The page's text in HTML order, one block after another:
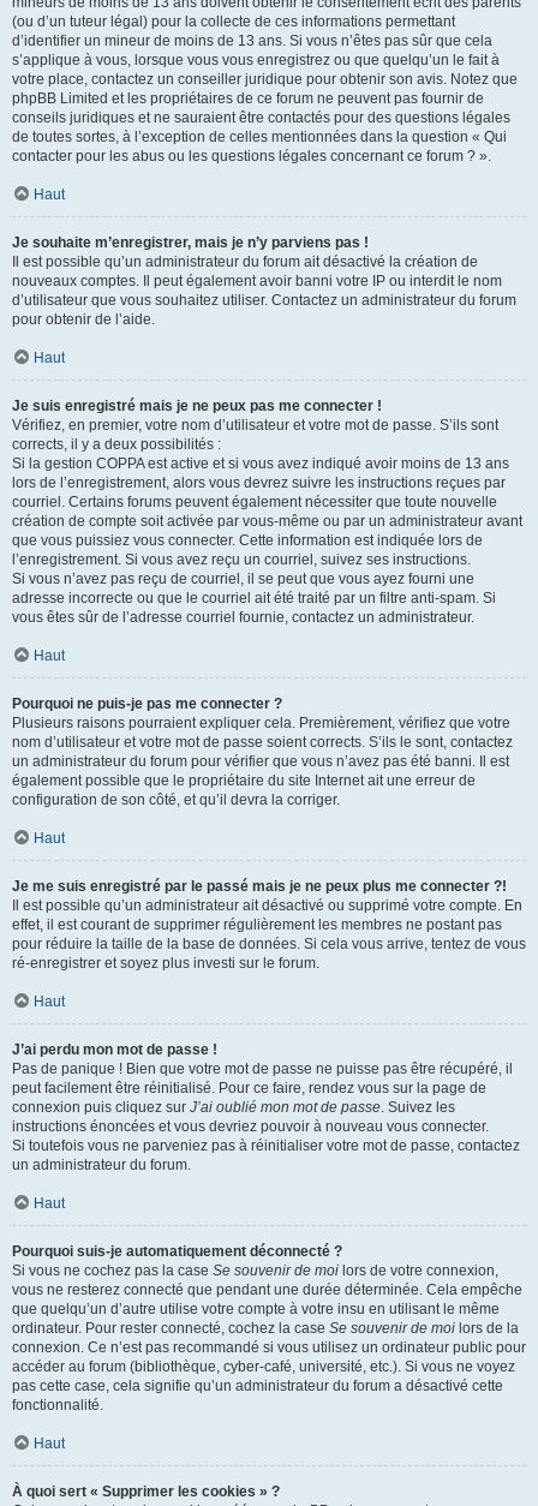
(ou d’un tuteur légal) pour la collecte de ces informations permettant
d’identifier un mineur de moins de 13 ans. Si vous n’êtes pas sûr que cela
s’applique à vous, lorsque vous vous enregistrez ou que quelqu’un le fait à
votre place, contactez un conseiller juridique pour obtenir son avis. Notez que
phpBB Limited et les propriétaires de ce forum ne peuvent pas fournir de
conseils juridiques et ne sauraient être contactés pour des questions légales
de toutes sortes, à l’exception de celles mentionnées dans la question « Qui
contacter pour les abus ou les questions légales concernant ce forum ? ».
Haut
Je souhaite m’enregistrer, mais je n’y parviens pas !
Il est possible qu’un administrateur du forum ait désactivé la création de
nouveaux comptes. Il peut également avoir banni votre IP ou interdit le nom
d’utilisateur que vous souhaitez utiliser. Contactez un administrateur du forum
pour obtenir de l’aide.
Haut
Je suis enregistré mais je ne peux pas me connecter !
Vérifiez, en premier, votre nom d’utilisateur et votre mot de passe. S’ils sont
corrects, il y a deux possibilités :
Si la gestion COPPA est active et si vous avez indiqué avoir moins de 13 ans
lors de l’enregistrement, alors vous devrez suivre les instructions reçues par
courriel. Certains forums peuvent également nécessiter que toute nouvelle
création de compte soit activée par vous-même ou par un administrateur avant
que vous puissiez vous connecter. Cette information est indiquée lors de
l’enregistrement. Si vous avez reçu un courriel, suivez ses instructions.
Si vous n’avez pas reçu de courriel, il se peut que vous ayez fourni une
adresse incorrecte ou que le courriel ait été traité par un filtre anti-spam. Si
vous êtes sûr de l’adresse courriel fournie, contactez un administrateur.
Haut
Pourquoi ne puis-je pas me connecter ?
Plusieurs raisons pourraient expliquer cela. Premièrement, vérifiez que votre
nom d’utilisateur et votre mot de passe soient corrects. S’ils le sont, contactez
un administrateur du forum pour vérifier que vous n’avez pas été banni. Il est
également possible que le propriétaire du site Internet ait une erreur de
configuration de son côté, et qu’il devra la corriger.
Haut
Je me suis enregistré par le passé mais je ne peux plus me connecter ?!
Il est possible qu’un administrateur ait désactivé ou supprimé votre compte. En
effet, il est courant de supprimer régulièrement les membres ne postant pas
pour réduire la taille de la base de données. Si cela vous arrive, tentez de vous
ré-enregistrer et soyez plus investi sur le forum.
Haut
J’ai perdu mon mot de passe !
Pas de panique ! Bien que votre mot de passe ne puisse pas être récupéré, il
peut facilement être réinitialisé. Pour ce faire, rendez vous sur la page de
connexion puis cliquez sur J’ai oublié mon mot de passe. Suivez les
instructions énoncées et vous devriez pouvoir à nouveau vous connecter.
Si toutefois vous ne parveniez pas à réinitialiser votre mot de passe, contactez
un administrateur du forum.
Haut
Pourquoi suis-je automatiquement déconnecté ?
Si vous ne cochez pas la case Se souvenir de moi lors de votre connexion,
vous ne resterez connecté que pendant une durée déterminée. Cela empêche
que quelqu’un d’autre utilise votre compte à votre insu en utilisant le même
ordinateur. Pour rester connecté, cochez la case Se souvenir de moi lors de la
connexion. Ce n’est pas recommandé si vous utilisez un ordinateur public pour
accéder au forum (bibliothèque, cyber-café, université, etc.). Si vous ne voyez
pas cette case, cela signifie qu’un administrateur du forum a désactivé cette
fonctionnalité.
Haut
À quoi sert « Supprimer les cookies » ?